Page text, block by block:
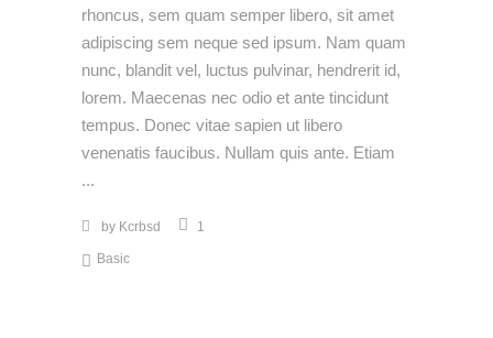
rhoncus, sem quam semper libero, sit amet
adipiscing sem neque sed ipsum. Nam quam
nunc, blandit vel, luctus pulvinar, hendrerit id,
lorem. Maecenas nec odio et ante tincidunt
tempus. Donec vitae sapien ut libero
venenatis faucibus. Nullam quis ante. Etiam
by Kcrbsd 1
Basic